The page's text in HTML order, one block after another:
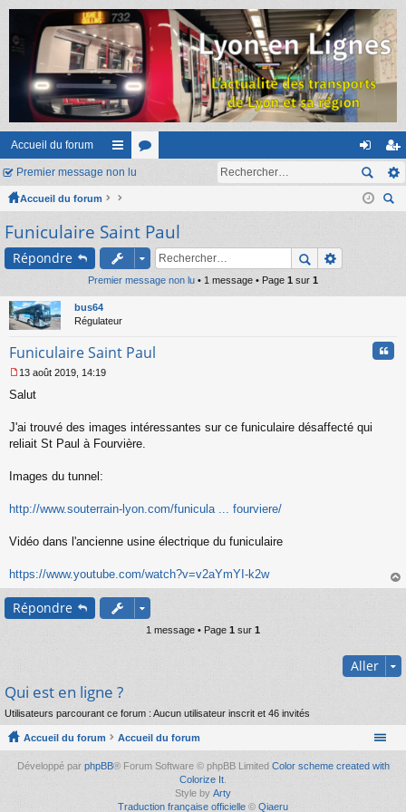
Accueil du forum
ac
co
ur
ci
s
m
on
ne
ns
cri
Premier message non lu
Accueil du forum
Funiculaire Saint Paul
Répondre
Premier message non lu • 1 message • Page 1 sur 1
bus64
Régulateur
Funiculaire Saint Paul
e
s
a
g
n
n
13 août 2019, 14:19
Salut
J'ai trouvé des images intéressantes sur ce funiculaire désaffecté qui
reliait St Paul à Fourvière.
Images du tunnel:
http://www.souterrain-lyon.com/funicula ... fourviere/
Vidéo dans l'ancienne usine électrique du funiculaire
https://www.youtube.com/watch?v=v2aYmYI-k2w
au
Répondre
1 message • Page 1 sur 1
Aller
Qui est en ligne ?
Utilisateurs parcourant ce forum : Aucun utilisateur inscrit et 46 invités
Accueil du forum Accueil du forum
Développé par phpBB® Forum Software © phpBB Limited Color scheme created with
Colorize It
Style by Arty
Traduction française officielle © Qiaeru